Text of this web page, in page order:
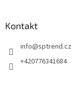
Kontakt
info@sptrend.cz
+420776341684